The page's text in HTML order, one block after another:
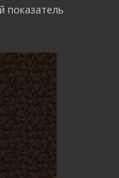
показатель